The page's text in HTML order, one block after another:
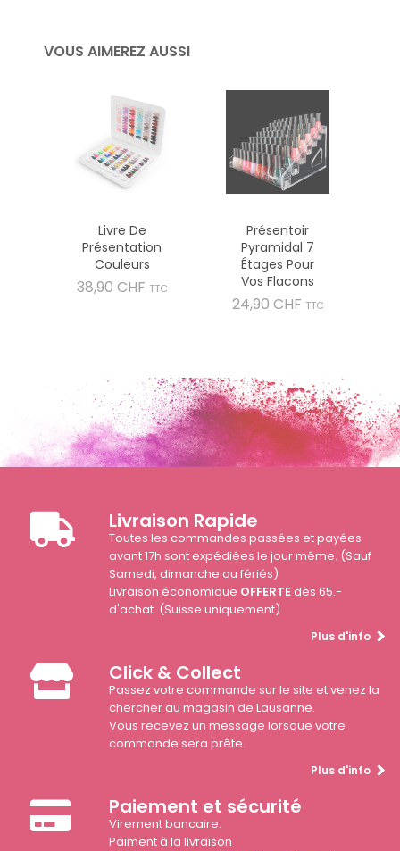
VOUS AIMEREZ AUSSI
Livre De
Présentation
Couleurs
38,90 CHF Prix
TTC
Présentoir
Pyramidal 7
Étages Pour
Vos Flacons
24,90 CHF Prix
TTC
Livraison Rapide
Toutes les commandes passées et payées
avant 17h sont expédiées le jour même. (Sauf
Samedi, dimanche ou fériés)
Livraison économique OFFERTEdès 65.-
d'achat. (Suisse uniquement)
Plus d'info
Click & Collect
Passez votre commande sur le site et venez la
chercher au magasin de Lausanne.
Vous recevez un message lorsque votre
commande sera prête.
Plus d'info
Paiement et sécurité
Virement bancaire.
Paiment à la livraison